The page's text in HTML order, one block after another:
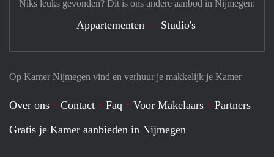
Op Kamer Nijmegen vind en verhuur je makkelijk je Kamer
Over ons Contact Faq Voor Makelaars
Partners
Gratis je Kamer aanbieden in Nijmegen
Niks leuks gevonden? Dit is ons andere aanbod in Nijmegen:
Appartementen Studio's